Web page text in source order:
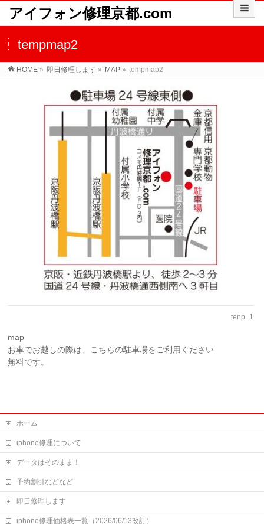
アイフォン修理京都.com
tempmap2
HOME » 即日修理します » MAP » tempmap2
tenp_1
map
お車でお越しの際は、こちらの駐車場をご利用ください
無料です。
ホーム
iphone修理について
データはそのまま！
予約割引などなど
即日修理します
iphone修理価格表一覧（2026/06/13改訂）